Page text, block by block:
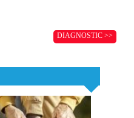
DIAGNOSTIC >>